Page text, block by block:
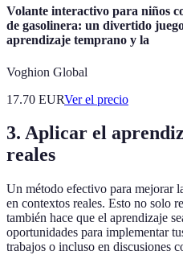
Volante interactivo para niños
de gasolinera: un divertido
aprendizaje temprano y la
Voghion Global
17.70 EURVer el precio
3. Aplicar el
reales
Un método efectivo para mejorar
en contextos reales. Esto no solo
también hace que el aprendizaje
oportunidades para implementar
trabajos o incluso en discusiones